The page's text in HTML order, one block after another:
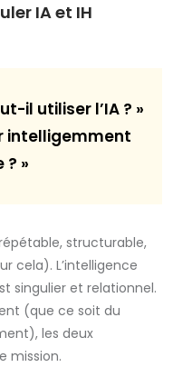
IA et IH
il utiliser l’IA ? »
intelligemment
»
structurable,
cela). L’intelligence
singulier et relationnel.
(que ce soit du
les deux
mission.